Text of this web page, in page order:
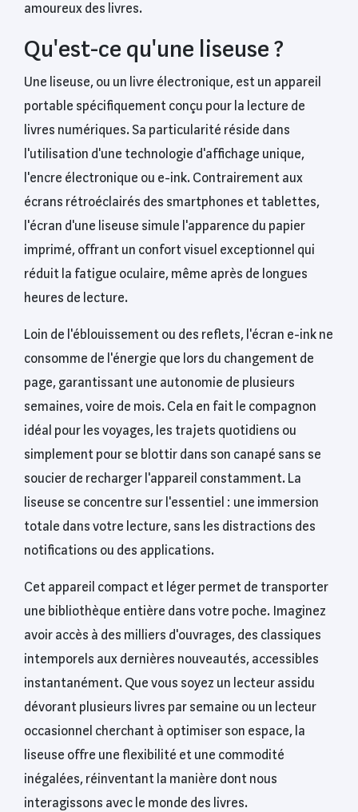
amoureux des livres.
Qu'est-ce qu'une liseuse ?
Une liseuse, ou un livre électronique, est un appareil
portable spécifiquement conçu pour la lecture de
livres numériques. Sa particularité réside dans
l'utilisation d'une technologie d'affichage unique,
l'encre électronique ou e-ink. Contrairement aux
écrans rétroéclairés des smartphones et tablettes,
l'écran d'une liseuse simule l'apparence du papier
imprimé, offrant un confort visuel exceptionnel qui
réduit la fatigue oculaire, même après de longues
heures de lecture.
Loin de l'éblouissement ou des reflets, l'écran e-ink ne
consomme de l'énergie que lors du changement de
page, garantissant une autonomie de plusieurs
semaines, voire de mois. Cela en fait le compagnon
idéal pour les voyages, les trajets quotidiens ou
simplement pour se blottir dans son canapé sans se
soucier de recharger l'appareil constamment. La
liseuse se concentre sur l'essentiel : une immersion
totale dans votre lecture, sans les distractions des
notifications ou des applications.
Cet appareil compact et léger permet de transporter
une bibliothèque entière dans votre poche. Imaginez
avoir accès à des milliers d'ouvrages, des classiques
intemporels aux dernières nouveautés, accessibles
instantanément. Que vous soyez un lecteur assidu
dévorant plusieurs livres par semaine ou un lecteur
occasionnel cherchant à optimiser son espace, la
liseuse offre une flexibilité et une commodité
inégalées, réinventant la manière dont nous
interagissons avec le monde des livres.